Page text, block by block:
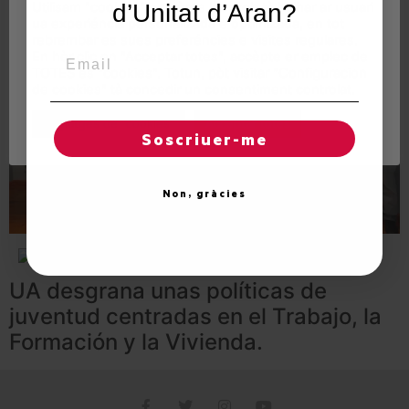
UA desgrana unas políticas de
juventud centradas en el Trabajo, la
Formación y la Vivienda.
Utilisam "cookies" en nòste lòc web tà balhar ar usuari
ua experiéncia personalizada e optimizada, en tot
En hèr clic en "Acceptar totes", accèpte er emplec de
TOTES es "cookies". Totun, pòt visitar "Configuracion
Reglatges de "cookies" Acceptar totes
d’Unitat d’Aran?
Soscriuer-me
Non, gràcies